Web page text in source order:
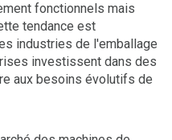
fonctionnels mais
tendance est
industries de l'emballage
investissent dans des
aux besoins évolutifs de